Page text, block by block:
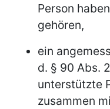
Person
gehören,
ein
d. § 90 Abs.
unterstützte
zusammen